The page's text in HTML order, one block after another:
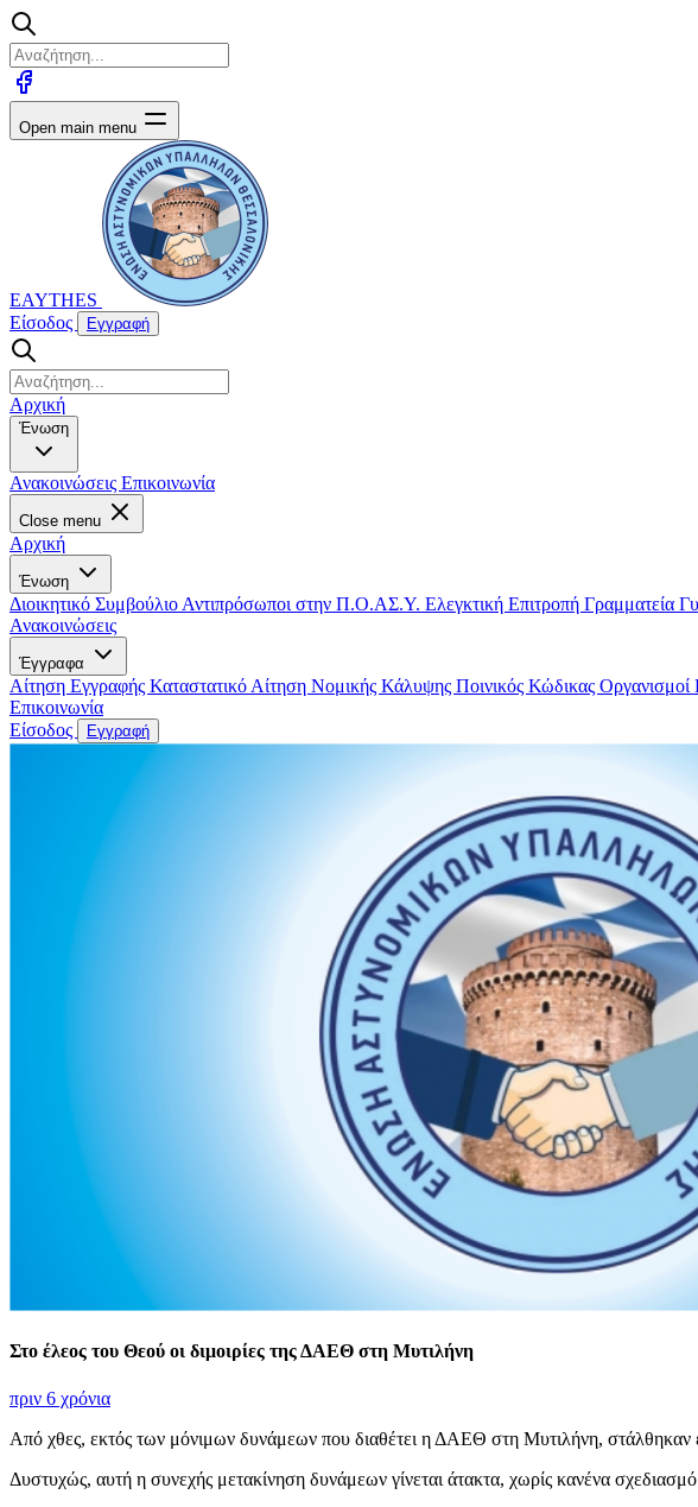
Open main menu
EAYTHES
Είσοδος
Εγγραφή
Αρχική
Ένωση
Ανακοινώσεις Επικοινωνία
Close menu
Αρχική
Ένωση
Διοικητικό Συμβούλιο Αντιπρόσωποι στην Π.Ο.ΑΣ.Υ. Ελεγκτική Επιτροπή Γραμματεία
Ανακοινώσεις
Έγγραφα
Αίτηση Εγγραφής Καταστατικό Αίτηση Νομικής Κάλυψης Ποινικός Κώδικας
Επικοινωνία
Είσοδος
Εγγραφή
Στο έλεος του Θεού οι διμοιρίες της ΔΑΕΘ στη Μυτιλήνη
πριν 6 χρόνια
Από χθες, εκτός των μόνιμων δυνάμεων που διαθέτει η ΔΑΕΘ στη Μυτιλήνη, στάλθηκαν
Δυστυχώς, αυτή η συνεχής μετακίνηση δυνάμεων γίνεται άτακτα, χωρίς κανένα